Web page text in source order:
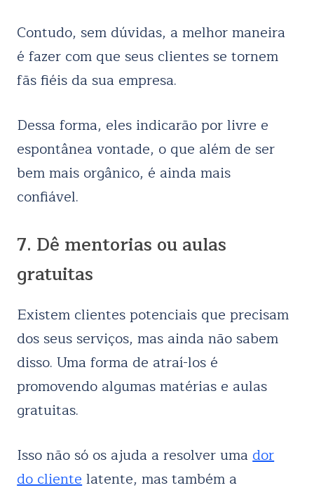
Contudo, sem dúvidas, a melhor maneira
é fazer com que seus clientes se tornem
fãs fiéis da sua empresa.
Dessa forma, eles indicarão por livre e
espontânea vontade, o que além de ser
bem mais orgânico, é ainda mais
confiável.
7. Dê mentorias ou aulas
gratuitas
Existem clientes potenciais que precisam
dos seus serviços, mas ainda não sabem
disso. Uma forma de atraí-los é
promovendo algumas matérias e aulas
gratuitas.
Isso não só os ajuda a resolver umador
do clientelatente, mas também a